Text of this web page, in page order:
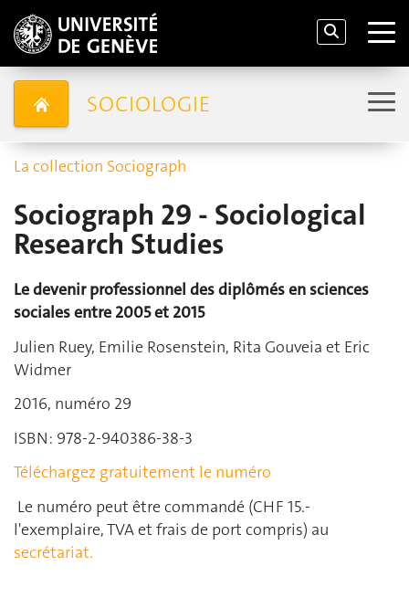
SOCIOLOGIE
La collection Sociograph
Sociograph 29 - Sociological
Research Studies
Le devenir professionnel des diplômés en sciences
sociales entre 2005 et 2015
Julien Ruey, Emilie Rosenstein, Rita Gouveia et Eric
Widmer
2016, numéro 29
ISBN: 978-2-940386-38-3
Téléchargez gratuitement le numéro
Le numéro peut être commandé (CHF 15.-
l'exemplaire, TVA et frais de port compris) au
secrétariat.